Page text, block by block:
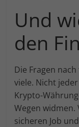
Und
den
Die Fragen
viele. Nicht
Krypto-
Wegen
sicheren Job